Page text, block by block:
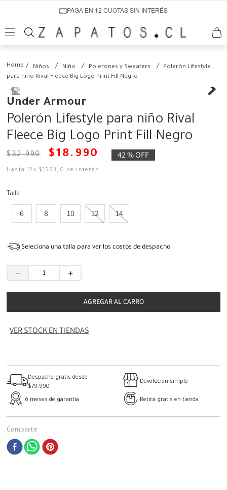
PAGA EN 12 CUOTAS SIN INTERÉS
Niños Niño Polerones y Sweaters
Polerón Lifestyle
para niño Rival Fleece Big Logo Print Fill Negro
Under Armour
Polerón Lifestyle para niño Rival
Fleece Big Logo Print Fill Negro
$32.990 $18 . 990 42 %OFF
Hasta12 x $1583 ,0 de interés
Talla
6 8 10 12 14
Seleciona una talla para ver los costos de despacho
＋
－
AGREGAR AL CARRO
VER STOCK EN TIENDAS
Despacho gratis desde
$79.990
Devolución simple
6 meses de garantía Retira gratis en tienda
Comparte